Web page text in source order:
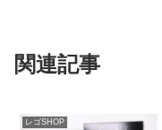
関連記事
レゴSHOP